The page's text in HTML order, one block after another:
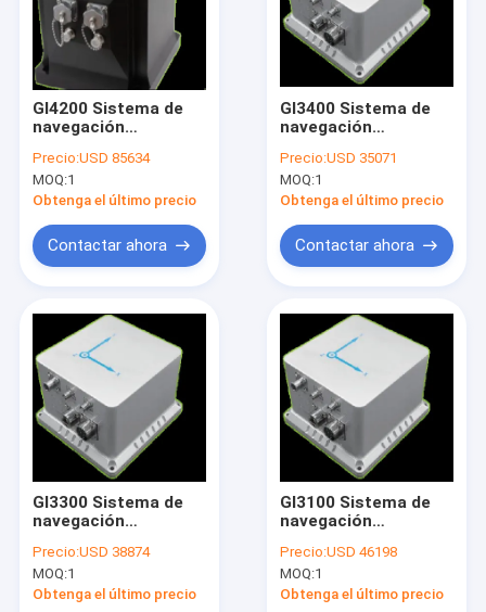
Productos
Sobre nosotros
Viaje de la fábrica
Pida una cita
GI4200 Sistema de
navegación
óptica de alta
precisión
Precio:USD 85634
MOQ:1
Obtenga el último precio
Contactar ahora
GI3400 Sistema de
navegación
óptica de alta
precisión
Precio:USD 35071
MOQ:1
Obtenga el último precio
Contactar ahora
GI3300 Sistema de
navegación
óptica de alta
precisión
Precio:USD 38874
MOQ:1
Obtenga el último precio
GI3100 Sistema de
navegación
óptica de alta
precisión
Precio:USD 46198
MOQ:1
Obtenga el último precio